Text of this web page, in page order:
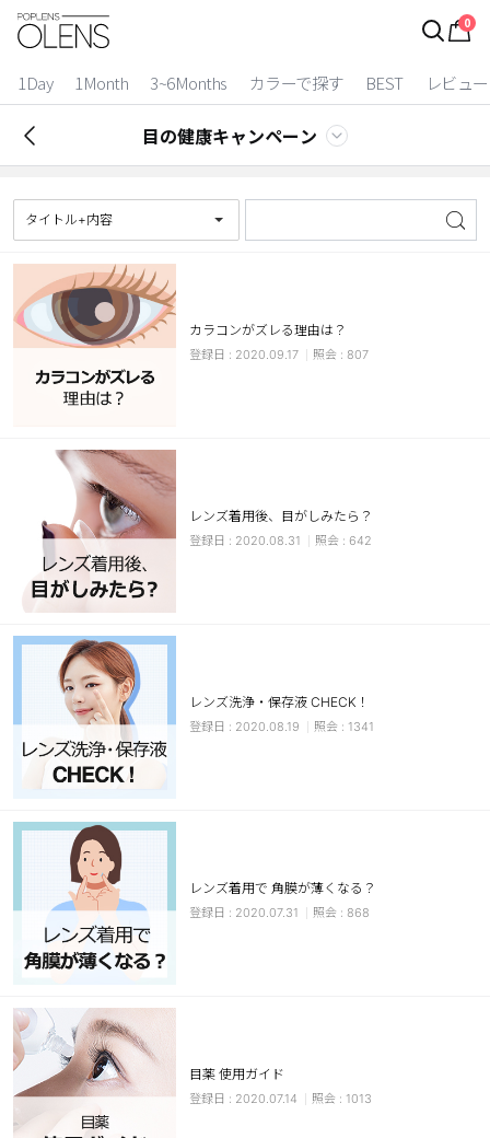
0
1Day 1Month 3~6Months カラーで探す BEST レビュー
ログイン
カラコン比較
今月限定特典
ベスト
カラコン
装着期間
1 Day
2 Weeks
1 Month
カラー
ブラウン
チョコ
グレー
ヘーゼル
ブルー
透明
ハロウィンカラコン
ケア用品
レビュー
EYEしてる
総合掲示板
カスタマーサービス
ショッピングガイド
アプリダウンロード
目の健康キャンペーン
タイトル+内容
カラコンがズレる理由は？
2020.09.17 807
レンズ着用後、目がしみたら？
2020.08.31 642
レンズ洗浄・保存液 CHECK！
2020.08.19 1341
レンズ着用で 角膜が薄くなる？
2020.07.31 868
目薬 使用ガイド
2020.07.14 1013